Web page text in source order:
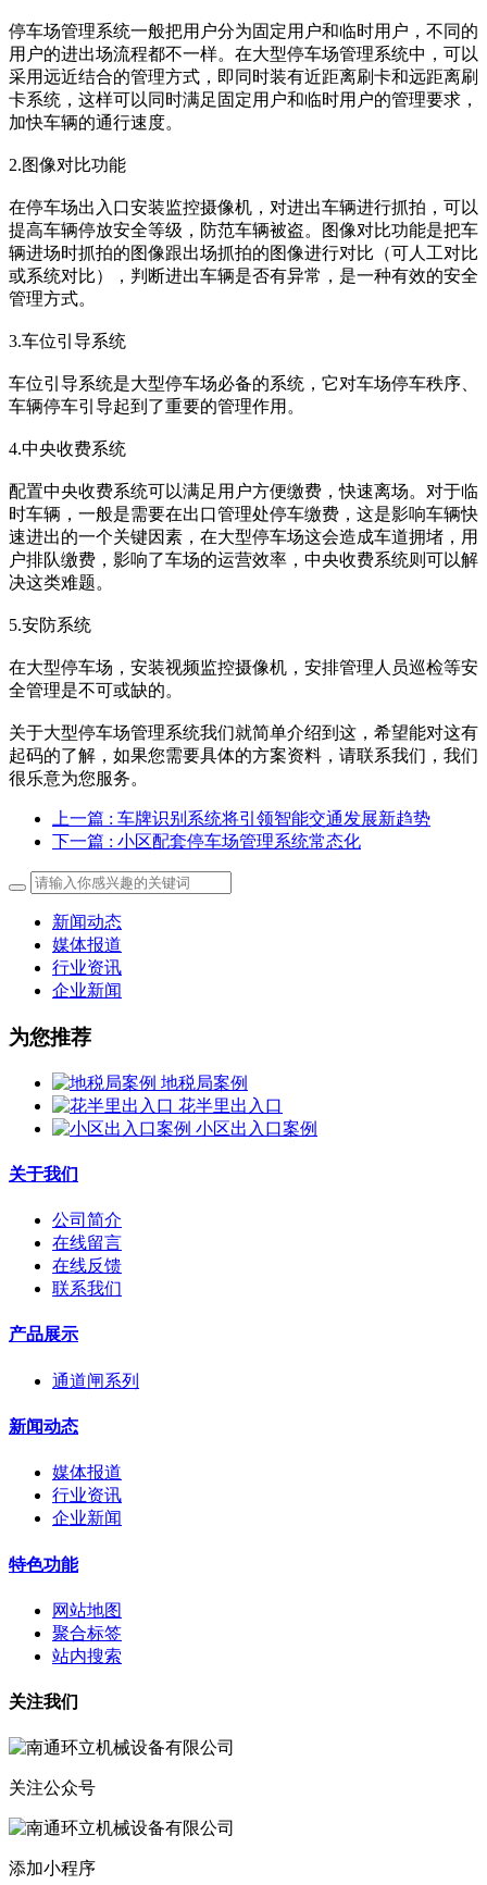
停车场管理系统一般把用户分为固定用户和临时用户，不同的
用户的进出场流程都不一样。在大型停车场管理系统中，可以
采用远近结合的管理方式，即同时装有近距离刷卡和远距离刷
卡系统，这样可以同时满足固定用户和临时用户的管理要求，
加快车辆的通行速度。
2.图像对比功能
在停车场出入口安装监控摄像机，对进出车辆进行抓拍，可以
提高车辆停放安全等级，防范车辆被盗。图像对比功能是把车
辆进场时抓拍的图像跟出场抓拍的图像进行对比（可人工对比
或系统对比），判断进出车辆是否有异常，是一种有效的安全
管理方式。
3.车位引导系统
车位引导系统是大型停车场必备的系统，它对车场停车秩序、
车辆停车引导起到了重要的管理作用。
4.中央收费系统
配置中央收费系统可以满足用户方便缴费，快速离场。对于临
时车辆，一般是需要在出口管理处停车缴费，这是影响车辆快
速进出的一个关键因素，在大型停车场这会造成车道拥堵，用
户排队缴费，影响了车场的运营效率，中央收费系统则可以解
决这类难题。
5.安防系统
在大型停车场，安装视频监控摄像机，安排管理人员巡检等安
全管理是不可或缺的。
关于大型停车场管理系统我们就简单介绍到这，希望能对这有
起码的了解，如果您需要具体的方案资料，请联系我们，我们
很乐意为您服务。
上一篇 : 车牌识别系统将引领智能交通发展新趋势
下一篇 : 小区配套停车场管理系统常态化
新闻动态
媒体报道
行业资讯
企业新闻
为您推荐
地税局案例
花半里出入口
小区出入口案例
关于我们
公司简介
在线留言
在线反馈
联系我们
产品展示
通道闸系列
新闻动态
媒体报道
行业资讯
企业新闻
特色功能
网站地图
聚合标签
站内搜索
关注我们
关注公众号
添加小程序